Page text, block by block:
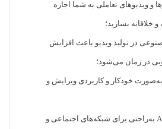
و ویدیوهای تعاملی به شما اجازه
خلاقانه بسازید؛
در تولید ویدیو باعث افزایش
در زمان می‌شود؛
خودکار و کاربردی ویرایش و
محتوا تولیدشده با AI به‌راحتی برای شبکه‌های اجتماعی و